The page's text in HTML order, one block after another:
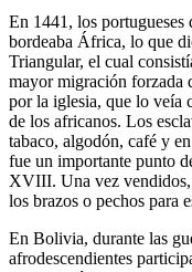
En 1441, los portugueses
bordeaba África, lo que
Triangular, el cual
mayor migración forzada
por la iglesia, que lo veía
de los africanos. Los
tabaco, algodón, café y
fue un importante punto
XVIII. Una vez vendidos,
los brazos o pechos para
En Bolivia, durante las
afrodescendientes